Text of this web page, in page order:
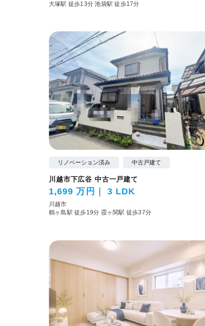
大塚駅 徒歩13分池袋駅 徒歩17分
リノベーション済み 中古戸建て
川越市下広谷 中古一戸建て
1,699 万円 3 LDK
川越市
鶴ヶ島駅 徒歩19分 霞ヶ関駅 徒歩37分